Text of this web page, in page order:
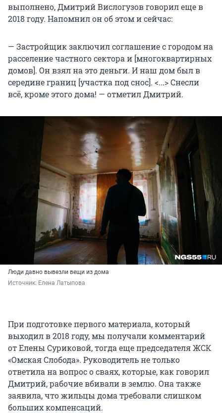
выполнено, Дмитрий Вислогузов говорил еще в
2018 году. Напомнил он об этом и сейчас:
— Застройщик заключил соглашение с городом на
расселение частного сектора и [многоквартирных
домов]. Он взял на это деньги. И наш дом был в
середине границ [участка под снос]. <...> Снесли
всё, кроме этого дома! — отметил Дмитрий.
Люди давно вывезли вещи из дома
Источник: Елена Латыпова
При подготовке первого материала, который
выходил в 2018 году, мы получали комментарий
от Елены Суриковой, тогда еще председателя ЖСК
«Омская Слобода». Руководитель не только
ответила на вопрос о сваях, которые, как говорил
Дмитрий, рабочие вбивали в землю. Она также
заявила, что жильцы дома требовали слишком
больших компенсаций.